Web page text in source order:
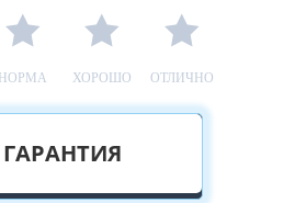
НОРМА ХОРОШО ОТЛИЧНО
ГАРАНТИЯ